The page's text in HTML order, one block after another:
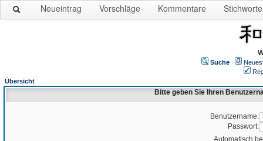
Neueintrag Vorschläge Kommentare Stichworte
Suche
Übersicht
Bitte geben Sie Ihren
Benutzername:
Passwort:
Automatisch